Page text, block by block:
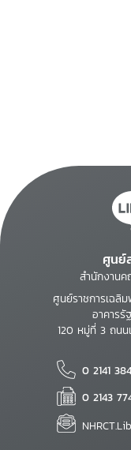
ศูนย์
สำนักงาน
ศูนย์ราชการเฉลิ
อาคารรั
120 หมู่ที่ 3 ถน
0 2141
0 2143